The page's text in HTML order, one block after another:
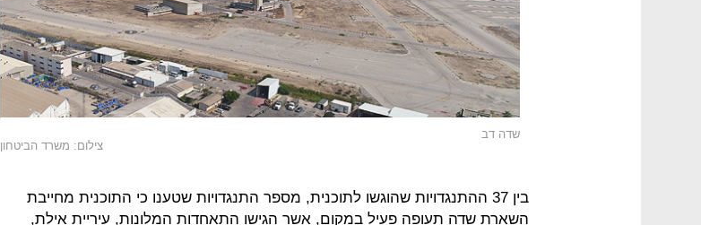
שדה דב
צילום: משרד הביטחון
בין 37 ההתנגדויות שהוגשו לתוכנית, מספר התנגדויות שטענו כי התוכנית מחייבת
השארת שדה תעופה פעיל במקום, אשר הגישו התאחדות המלונות, עיריית אילת,